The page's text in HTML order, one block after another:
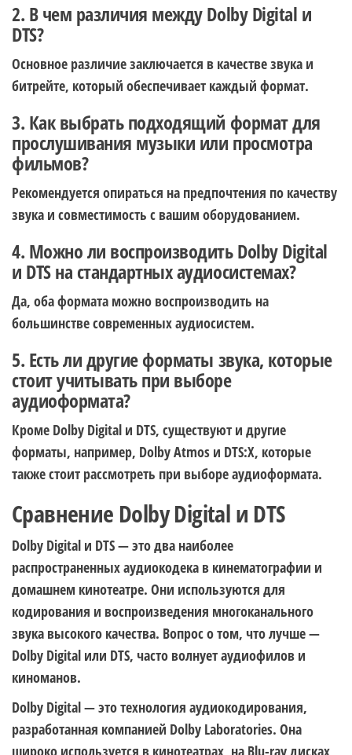
2. В чем различия между Dolby Digital и
DTS?
Основное различие заключается в качестве звука и
битрейте, который обеспечивает каждый формат.
3. Как выбрать подходящий формат для
прослушивания музыки или просмотра
фильмов?
Рекомендуется опираться на предпочтения по качеству
звука и совместимость с вашим оборудованием.
4. Можно ли воспроизводить Dolby Digital
и DTS на стандартных аудиосистемах?
Да, оба формата можно воспроизводить на
большинстве современных аудиосистем.
5. Есть ли другие форматы звука, которые
стоит учитывать при выборе
аудиоформата?
Кроме Dolby Digital и DTS, существуют и другие
форматы, например, Dolby Atmos и DTS:X, которые
также стоит рассмотреть при выборе аудиоформата.
Сравнение Dolby Digital и DTS
Dolby Digital и DTS — это два наиболее
распространенных аудиокодека в кинематографии и
домашнем кинотеатре. Они используются для
кодирования и воспроизведения многоканального
звука высокого качества. Вопрос о том, что лучше —
Dolby Digital или DTS, часто волнует аудиофилов и
киноманов.
Dolby Digital — это технология аудиокодирования,
разработанная компанией Dolby Laboratories. Она
широко используется в кинотеатрах, на Blu-ray дисках,